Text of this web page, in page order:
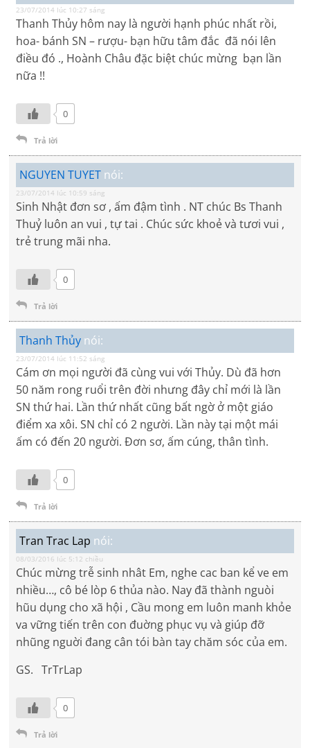
23/07/2014 lúc 10:27 sáng
Thanh Thủy hôm nay là người hạnh phúc nhất rồi,
hoa- bánh SN – rượu- bạn hữu tâm đắc đã nói lên
điều đó ., Hoành Châu đặc biệt chúc mừng bạn lần
nữa !!
0
Trả lời
NGUYEN TUYET nói:
23/07/2014 lúc 10:59 sáng
Sinh Nhật đơn sơ , ấm đậm tình . NT chúc Bs Thanh
Thuỷ luôn an vui , tự tai . Chúc sức khoẻ và tươi vui ,
trẻ trung mãi nha.
0
Trả lời
Thanh Thủy nói:
23/07/2014 lúc 11:52 sáng
Cám ơn mọi người đã cùng vui với Thủy. Dù đã hơn
50 năm rong ruổi trên đời nhưng đây chỉ mới là lần
SN thứ hai. Lần thứ nhất cũng bất ngờ ở một giáo
điểm xa xôi. SN chỉ có 2 người. Lần này tại một mái
ấm có đến 20 người. Đơn sơ, ấm cúng, thân tình.
0
Trả lời
Tran Trac Lap nói:
08/03/2016 lúc 5:12 chiều
Chúc mừng trễ sinh nhât Em, nghe cac ban kể ve em
nhiều…, cô bé lòp 6 thủa nào. Nay đã thành nguòi
hũu dụng cho xã hội , Cầu mong em luôn manh khỏe
va vững tiến trên con đuờng phục vụ và giúp đỡ
nhũng nguời đang cân tói bàn tay chăm sóc của em.
GS. TrTrLap
0
Trả lời